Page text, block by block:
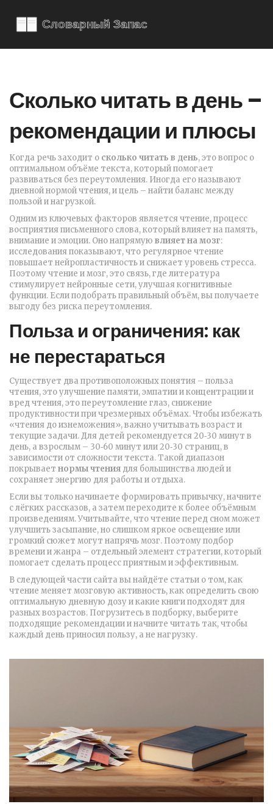
Сколько читать в день –
рекомендации и плюсы
Когда речь заходит о сколько читать в день,это вопрос о
оптимальном объёме текста, который помогает
развиваться без переутомления. Иногда его называют
дневной нормой чтения, и цель – найти баланс между
пользой и нагрузкой.
Одним из ключевых факторов являетсячтение,процесс
восприятия письменного слова, который влияет на память,
внимание и эмоции. Оно напрямую влияет на мозг:
исследования показывают, что регулярное чтение
повышает нейропластичность и снижает уровень стресса.
Поэтомучтение и мозг,это связь, где литература
стимулирует нейронные сети, улучшая когнитивные
функции. Если подобрать правильный объём, вы получаете
выгоду без риска переутомления.
Польза и ограничения: как
не перестараться
Существует два противоположных понятия – польза
чтения,это улучшение памяти, эмпатии и концентрациии
вред чтения,это переутомление глаз, снижение
продуктивности при чрезмерных объёмах. Чтобы избежать
«чтения до изнеможения», важно учитывать возраст и
текущие задачи. Для детей рекомендуется 20‑30 минут в
день, а взрослым – 30‑60 минут или 20‑30 страниц, в
зависимости от сложности текста. Такой диапазон
покрывает нормы чтения для большинства людей и
сохраняет энергию для работы и отдыха.
Если вы только начинаете формировать привычку, начните
с лёгких рассказов, а затем переходите к более объёмным
произведениям. Учитывайте, что чтение перед сном может
улучшить засыпание, но слишком яркое освещение или
громкий сюжет могут напрячь мозг. Поэтому подбор
времени и жанра – отдельный элемент стратегии, который
помогает сделать процесс приятным и эффективным.
В следующей части сайта вы найдёте статьи о том, как
чтение меняет мозговую активность, как определить свою
оптимальную дневную дозу и какие книги подходят для
разных возрастов. Погрузитесь в подборку, выберите
подходящие рекомендации и начните читать так, чтобы
каждый день приносил пользу, а не нагрузку.